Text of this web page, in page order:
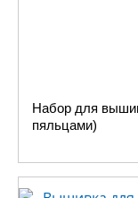
Набор для
пяльцами)